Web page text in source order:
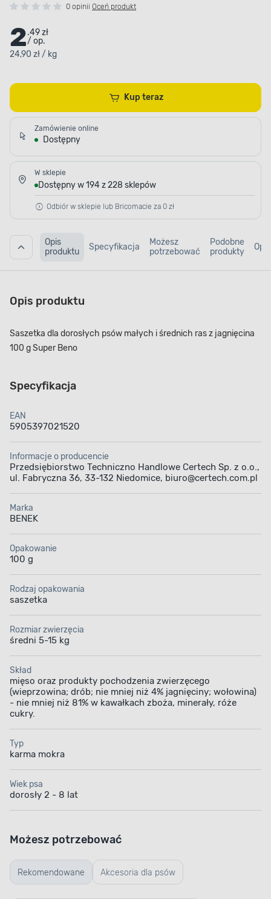
0 opinii Oceń produkt
2.49 zł
/ op.
24,90 zł / kg
Kup teraz
Zamówienie online
Dostępny
W sklepie
Dostępny w 194 z 228 sklepów
Odbiór w sklepie lub Bricomacie za 0 zł
Opis
produktu
Specyfikacja
Możesz
potrzebować
Podobne
produkty
Opis produktu
Saszetka dla dorosłych psów małych i średnich ras z jagnięcina
100 g Super Beno
Specyfikacja
EAN
5905397021520
Informacje o producencie
Przedsiębiorstwo Techniczno Handlowe Certech Sp. z o.o.,
ul. Fabryczna 36, 33-132 Niedomice, biuro@certech.com.pl
Marka
BENEK
Opakowanie
100 g
Rodzaj opakowania
saszetka
Rozmiar zwierzęcia
średni 5-15 kg
Skład
mięso oraz produkty pochodzenia zwierzęcego
(wieprzowina; drób; nie mniej niż 4% jagnięciny; wołowina)
- nie mniej niż 81% w kawałkach zboża, minerały, róże
cukry.
Typ
karma mokra
Wiek psa
dorosły 2 - 8 lat
Rekomendowane Akcesoria dla psów
Możesz potrzebować